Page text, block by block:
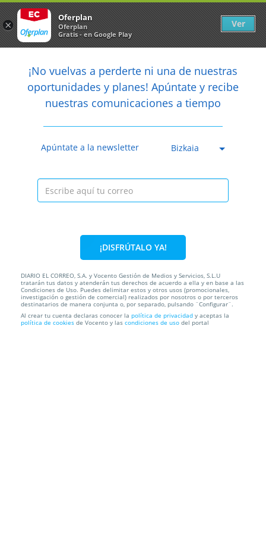

Caducada
Anterior
60% 50€ 19,90€
Sesión de peluquería en Las Arenas
Peluquería Trois Femmes
Errekagane Kalea, 20 (próxima a salida
metro Las Arenas)
arrow_back Newsletter
¡No vuelvas a perderte ni una de nuestras
oportunidades y planes! Apúntate y recibe
nuestras comunicaciones a tiempo
Apúntate a la newsletter Bizkaia
¡DISFRÚTALO YA!
DIARIO EL CORREO, S.A. y Vocento Gestión de Medios y Servicios, S.L.U
tratarán tus datos y atenderán tus derechos de acuerdo a ella y en base a las
Condiciones de Uso. Puedes delimitar estos y otros usos (promocionales,
investigación o gestión de comercial) realizados por nosotros o por terceros
destinatarios de manera conjunta o, por separado, pulsando ¨Configurar¨.
Al crear tu cuenta declaras conocer la política de privacidad y aceptas la
política de cookies de Vocento y las condiciones de uso del portal
×
Oferplan
Oferplan
Gratis - en Google Play
Ver